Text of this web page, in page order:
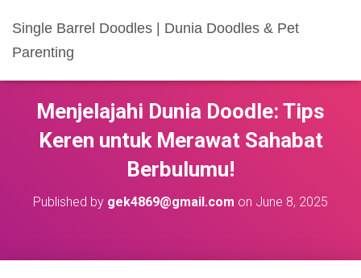
Single Barrel Doodles | Dunia Doodles & Pet
Parenting
Menjelajahi Dunia Doodle: Tips
Keren untuk Merawat Sahabat
Berbulumu!
Published by gek4869@gmail.com on June 8, 2025